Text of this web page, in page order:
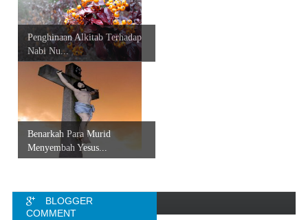
Penghinaan Alkitab Terhadap
Nabi Nu...
Benarkah Para Murid
Menyembah Yesus...
BLOGGER
COMMENT